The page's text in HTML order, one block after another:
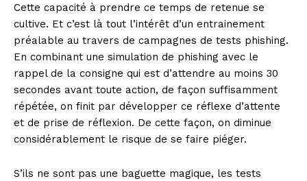
Cette capacité à prendre ce temps de retenue se
cultive. Et c’est là tout l’intérêt d’un entrainement
préalable au travers de campagnes de tests phishing.
En combinant une simulation de phishing avec le
rappel de la consigne qui est d’attendre au moins 30
secondes avant toute action, de façon suffisamment
répétée, on finit par développer ce réflexe d’attente
et de prise de réflexion. De cette façon, on diminue
considérablement le risque de se faire piéger.
S’ils ne sont pas une baguette magique, les tests